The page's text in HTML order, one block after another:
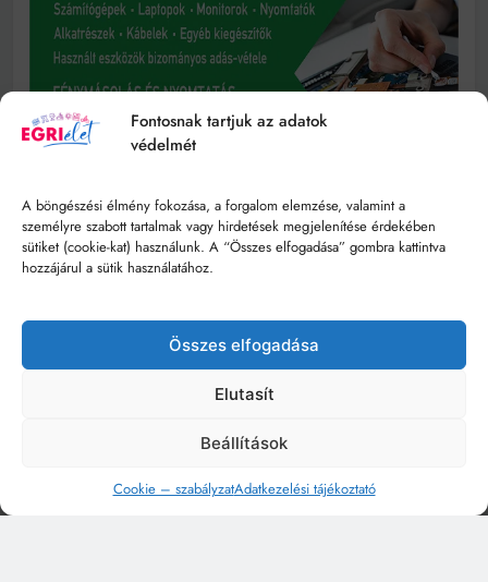
Fontosnak tartjuk az adatok
védelmét
A böngészési élmény fokozása, a forgalom elemzése, valamint a
személyre szabott tartalmak vagy hirdetések megjelenítése érdekében
sütiket (cookie-kat) használunk. A “Összes elfogadása” gombra kattintva
hozzájárul a sütik használatához.
Összes elfogadása
Elutasít
Beállítások
Cookie – szabályzatAdatkezelési tájékoztató